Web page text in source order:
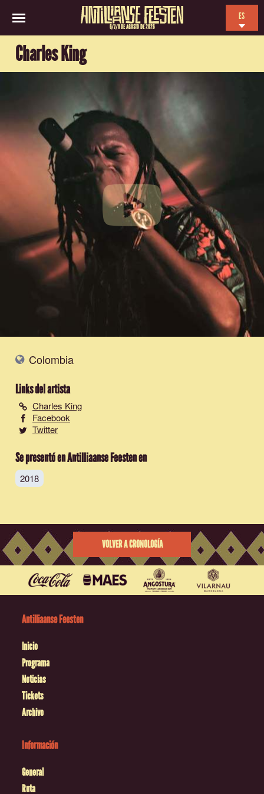
6/7/8 DE AGOSTO DE 2026
ES
Charles King
Colombia
Links del artista
Charles King
Facebook
Twitter
Se presentó en Antilliaanse Feesten en
2018
VOLVER A CRONOLOGÍA
Antilliaanse Feesten
Inicio
Programa
Noticias
Tickets
Archivo
Información
General
Ruta